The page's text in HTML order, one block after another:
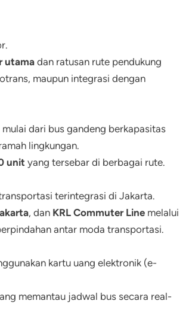
utama dan ratusan rute pendukung
maupun integrasi dengan
dari bus gandeng berkapasitas
lingkungan.
unit yang tersebar di berbagai rute.
terintegrasi di Jakarta.
, dan KRL Commuter Line melalui
antar moda transportasi.
kartu uang elektronik (e-
memantau jadwal bus secara real-